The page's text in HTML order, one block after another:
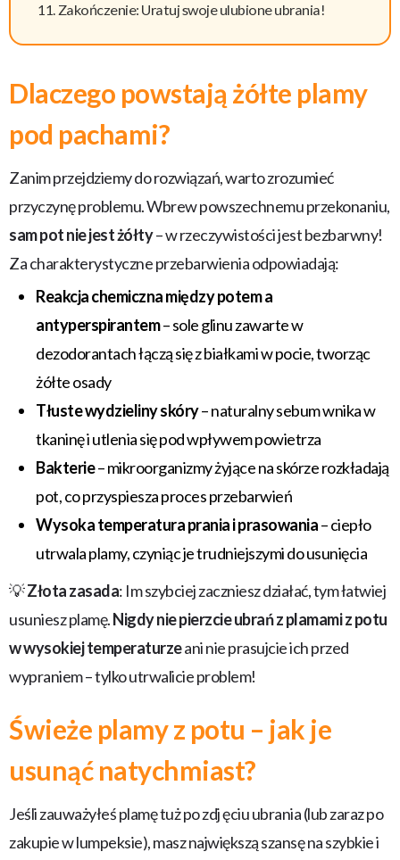
Zakończenie: Uratuj swoje ulubione ubrania!
Dlaczego powstają żółte plamy
pod pachami?
Zanim przejdziemy do rozwiązań, warto zrozumieć
przyczynę problemu. Wbrew powszechnemu przekonaniu,
sam pot nie jest żółty– w rzeczywistości jest bezbarwny!
Za charakterystyczne przebarwienia odpowiadają:
Reakcja chemiczna między potem a
antyperspirantem– sole glinu zawarte w
dezodorantach łączą się z białkami w pocie, tworząc
żółte osady
Tłuste wydzieliny skóry– naturalny sebum wnika w
tkaninę i utlenia się pod wpływem powietrza
Bakterie– mikroorganizmy żyjące na skórze rozkładają
pot, co przyspiesza proces przebarwień
Wysoka temperatura prania i prasowania– ciepło
utrwala plamy, czyniąc je trudniejszymi do usunięcia
💡Złota zasada: Im szybciej zaczniesz działać, tym łatwiej
usuniesz plamę.Nigdy nie pierzcie ubrań z plamami z potu
w wysokiej temperaturzeani nie prasujcie ich przed
wypraniem – tylko utrwalicie problem!
Świeże plamy z potu – jak je
usunąć natychmiast?
Jeśli zauważyłeś plamę tuż po zdj ęciu ubrania (lub zaraz po
zakupie w lumpeksie), masz największą szansę na szybkie i